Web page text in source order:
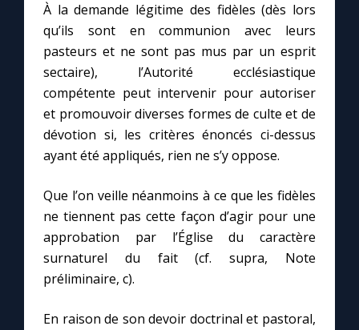
À la demande légitime des fidèles (dès lors
qu’ils sont en communion avec leurs
pasteurs et ne sont pas mus par un esprit
sectaire), l’Autorité ecclésiastique
compétente peut intervenir pour autoriser
et promouvoir diverses formes de culte et de
dévotion si, les critères énoncés ci-dessus
ayant été appliqués, rien ne s’y oppose.
Que l’on veille néanmoins à ce que les fidèles
ne tiennent pas cette façon d’agir pour une
approbation par l’Église du caractère
surnaturel du fait (cf. supra, Note
préliminaire, c).
En raison de son devoir doctrinal et pastoral,